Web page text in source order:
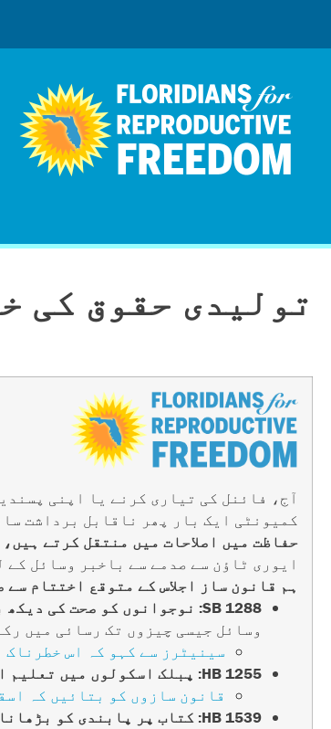
تولیدی حقوق کی خبروں
کمیونٹی ایک بار پھر ناقابل برداشت
حفاظت میں اصلاحات میں منتقل کرتے
ایوری ٹاؤن سے صدمے سے باخبر وسائل کے
ہم قانون ساز اجلاس کے متوقع اختتام
SB 1288: نوجوانوں کو صحت کی دیکھ بھال تک رسائی سے روکنا
وسائل جیسی چیزوں تک رسائی میں رکاوٹوں میں اضافہ
سینیٹرز سے کہو کہ اس خطرناک
HB 1255: پبلک اسکولوں میں تعلیم اور ڈیفنڈنگ ایڈوکیسی
قانون سازوں کو بتائیں کہ
HB 1539: کتاب پر پابندی کو بڑھانا